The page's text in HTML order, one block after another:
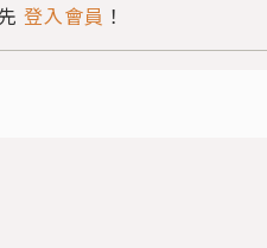
登入會員 ！